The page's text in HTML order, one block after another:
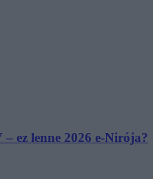
ez lenne 2026 e-Nirója?